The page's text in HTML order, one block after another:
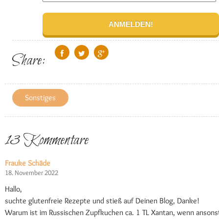
Share:
Sonstiges
13 Kommentare
Frauke Schäde
18. November 2022
Hallo,
suchte glutenfreie Rezepte und stieß auf Deinen Blog, Danke!
Warum ist im Russischen Zupfkuchen ca. 1 TL Xantan, wenn